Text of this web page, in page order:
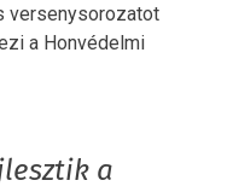
versenysorozatot
a Honvédelmi
a